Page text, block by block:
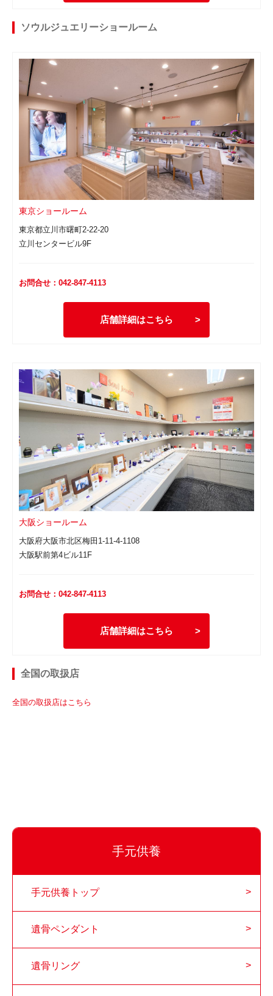
ソウルジュエリーショールーム
東京ショールーム
東京都立川市曙町2-22-20
立川センタービル9F
お問合せ：042-847-4113
店舗詳細はこちら
大阪ショールーム
大阪府大阪市北区梅田1-11-4-1108
大阪駅前第4ビル11F
お問合せ：042-847-4113
店舗詳細はこちら
全国の取扱店
全国の取扱店はこちら
手元供養
手元供養トップ
遺骨ペンダント
遺骨リング